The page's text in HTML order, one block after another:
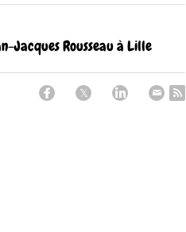
Jacques Rousseau à Lille